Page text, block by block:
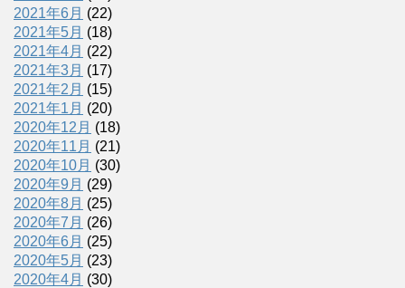
2021年6月 (22)
2021年5月 (18)
2021年4月 (22)
2021年3月 (17)
2021年2月 (15)
2021年1月 (20)
2020年12月 (18)
2020年11月 (21)
2020年10月 (30)
2020年9月 (29)
2020年8月 (25)
2020年7月 (26)
2020年6月 (25)
2020年5月 (23)
2020年4月 (30)